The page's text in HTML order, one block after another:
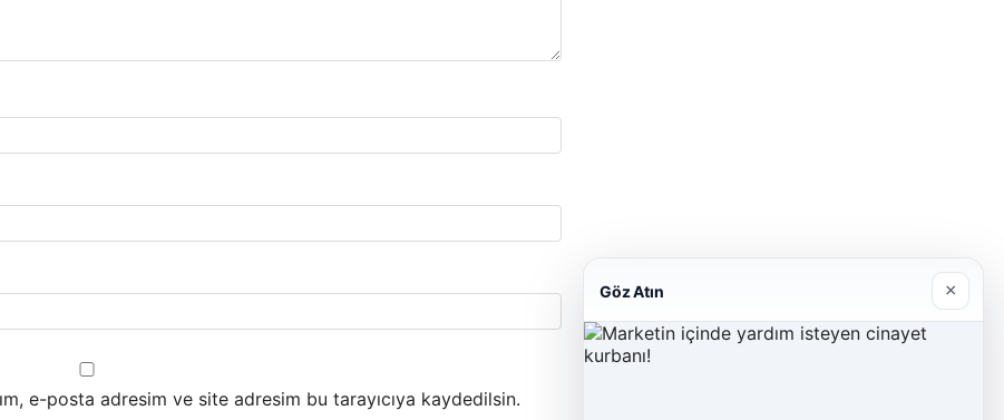
e-posta adresim ve site adresim bu tarayıcıya kaydedilsin.
Göz Atın ×